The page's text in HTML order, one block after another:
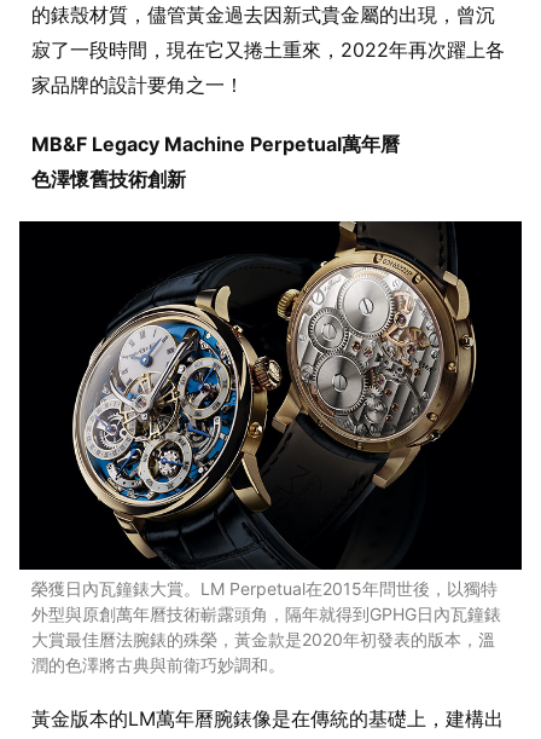
的錶殼材質，儘管黃金過去因新式貴金屬的出現，曾沉
寂了一段時間，現在它又捲土重來，2022年再次躍上各
家品牌的設計要角之一！
MB&F Legacy Machine Perpetual萬年曆
色澤懷舊技術創新
榮獲日內瓦鐘錶大賞。LM Perpetual在2015年問世後，以獨特
外型與原創萬年曆技術嶄露頭角，隔年就得到GPHG日內瓦鐘錶
大賞最佳曆法腕錶的殊榮，黃金款是2020年初發表的版本，溫
潤的色澤將古典與前衛巧妙調和。
黃金版本的LM萬年曆腕錶像是在傳統的基礎上，建構出